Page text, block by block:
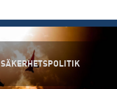
SÄKERHETSPOLITIK